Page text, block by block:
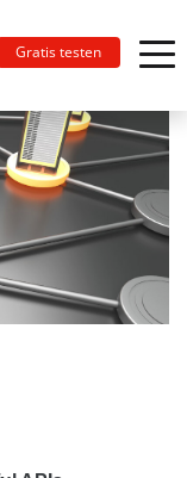
Gratis testen